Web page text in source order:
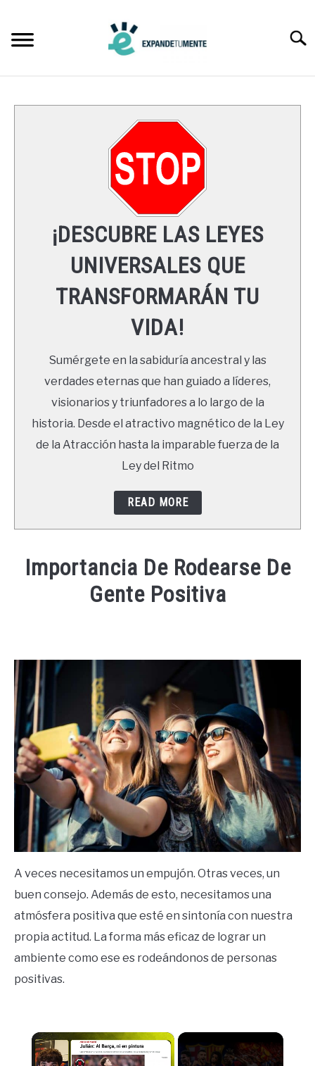
content
LEYES UNIVERSALES
RECURSOS
NEWSLETTER
¡DESCUBRE LAS LEYES
UNIVERSALES QUE
TRANSFORMARÁN TU
VIDA!
Sumérgete en la sabiduría ancestral y las
verdades eternas que han guiado a líderes,
visionarios y triunfadores a lo largo de la
historia. Desde el atractivo magnético de la Ley
de la Atracción hasta la imparable fuerza de la
Ley del Ritmo
READ MORE
Importancia De Rodearse De
Gente Positiva
in
Éxito
A veces necesitamos un empujón. Otras veces, un
buen consejo. Además de esto, necesitamos una
atmósfera positiva que esté en sintonía con nuestra
propia actitud. La forma más eficaz de lograr un
ambiente como ese es rodeándonos de personas
positivas.
×